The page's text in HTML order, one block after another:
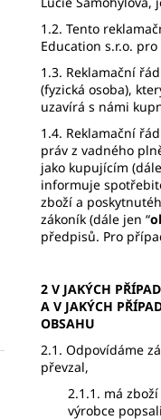
1.2. Tento
Education s.r.o.
1.3. Reklamační
(fyzická osoba),
uzavírá s námi
1.4. Reklamační
práv z vadného
jako kupujícím
informuje
zboží a
zákoník (dále jen “
předpisů. Pro
2 V JAKÝCH
A V JAKÝCH
OBSAHU
2.1. Odpovídáme
převzal,
2.1.1. má
výrobce